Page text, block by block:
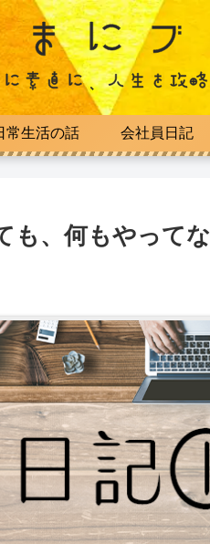
常生活の話 会社員日記
、何もやって